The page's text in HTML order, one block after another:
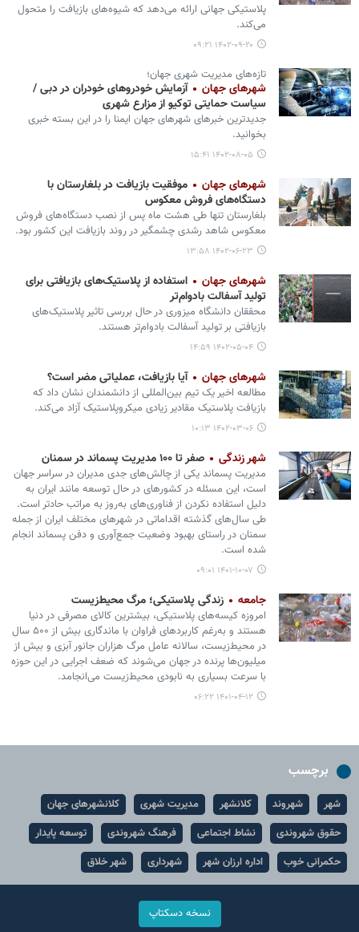
پلاستیکی جهانی ارائه می‌دهد که شیوه‌های بازیافت را متحول
می‌کند.
۱۴۰۲-۰۹-۲۰ ۰۹:۲۱
تازه‌های مدیریت شهری جهان؛
شهرهای جهان
آزمایش خودروهای خودران در دبی /
سیاست حمایتی توکیو از مزارع شهری
جدیدترین خبرهای شهرهای جهان ایمنا را در این بسته خبری
بخوانید.
۱۴۰۲-۰۸-۰۵ ۱۵:۴۱
شهرهای جهان
موفقیت بازیافت در بلغارستان با
دستگاه‌های فروش معکوس
بلغارستان تنها طی هشت ماه پس از نصب دستگاه‌های فروش
معکوس شاهد رشدی چشمگیر در روند بازیافت این کشور بود.
۱۴۰۲-۰۶-۲۳ ۱۳:۵۸
شهرهای جهان
استفاده از پلاستیک‌های بازیافتی برای
تولید آسفالت بادوام‌تر
محققان دانشگاه میزوری در حال بررسی تاثیر پلاستیک‌های
بازیافتی بر تولید آسفالت بادوام‌تر هستند.
۱۴۰۲-۰۵-۰۴ ۱۴:۵۹
شهرهای جهان آیا بازیافت، عملیاتی مضر است؟
مطالعه اخیر یک تیم بین‌المللی از دانشمندان نشان داد که
بازیافت پلاستیک مقادیر زیادی میکروپلاستیک آزاد می‌کند.
۱۴۰۲-۰۳-۰۶ ۱۰:۱۳
شهر زندگی صفر تا ۱۰۰ مدیریت پسماند در سمنان
مدیریت پسماند یکی از چالش‌های جدی مدیران در سراسر جهان
است، این مسئله در کشورهای در حال توسعه مانند ایران به
دلیل استفاده نکردن از فناوری‌های به‌روز به مراتب حادتر است.
طی سال‌های گذشته اقداماتی در شهرهای مختلف ایران از جمله
سمنان در راستای بهبود وضعیت جمع‌آوری و دفن پسماند انجام
شده است.
۱۴۰۱-۱۰-۰۷ ۰۹:۰۱
جامعه زندگی پلاستیکی؛ مرگ محیط‌زیست
امروزه کیسه‌های پلاستیکی، بیشترین کالای مصرفی در دنیا
هستند و به‌رغم کاربردهای فراوان با ماندگاری بیش از ۵۰۰ سال
در محیط‌زیست، سالانه عامل مرگ هزاران جانور آبزی و بیش از
میلیون‌ها پرنده در جهان می‌شوند که ضعف اجرایی در این حوزه
با سرعت بسیاری به نابودی محیط‌زیست می‌انجامد.
۱۴۰۱-۰۴-۱۲ ۰۶:۲۲
برچسب
شهر شهروند کلانشهر مدیریت شهری
کلانشهرهای جهان
حقوق شهروندی
نشاط اجتماعی فرهنگ شهروندی
توسعه پایدار
حکمرانی خوب
اداره ارزان شهر شهرداری شهر خلاق
نسخه دسکتاپ